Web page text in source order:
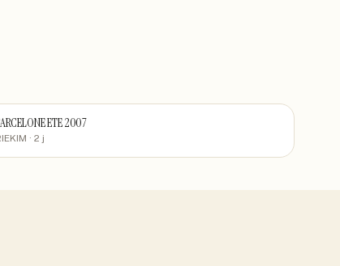
ETE 2007
· 2 j